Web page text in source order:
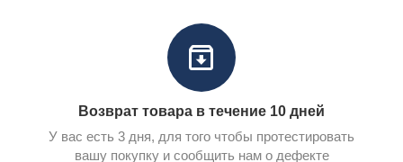
Возврат товара в течение 10 дней
У вас есть 3 дня, для того чтобы протестировать
вашу покупку и сообщить нам о дефекте